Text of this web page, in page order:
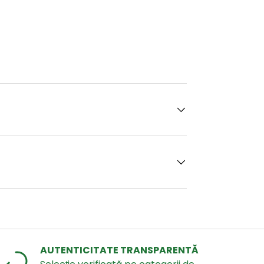
AUTENTICITATE TRANSPARENTĂ